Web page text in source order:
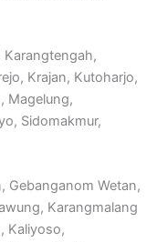
Karangtengah,
Krajan, Kutoharjo,
Magelung,
Sidomakmur,
Gebanganom Wetan,
Karangmalang
Kaliyoso,